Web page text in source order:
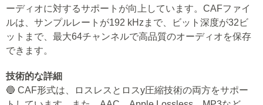
ーディオに対するサポートが向上しています。CAFファイ
ルは、サンプルレートが192 kHzまで、ビット深度が32ビ
ットまで、最大64チャンネルで高品質のオーディオを保存
できます。
技術的な詳細
🔵 CAF形式は、ロスレスとロスy圧縮技術の両方をサポー